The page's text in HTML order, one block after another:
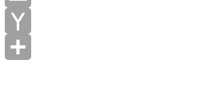
Email
Yahoo